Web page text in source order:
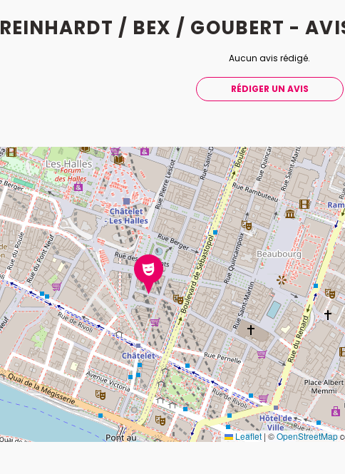
REINHARDT / BEX / GOUBERT -
Aucun avis rédigé.
RÉDIGER UN AVIS
Leaflet |©OpenStreetMap